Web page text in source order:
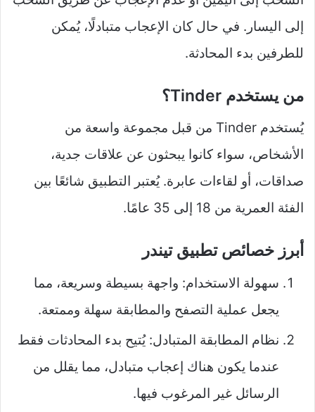
إلى اليسار. في حال كان الإعجاب متبادلًا، يُمكن
للطرفين بدء المحادثة.
من يستخدم Tinder؟
يُستخدم Tinder من قبل مجموعة واسعة من
الأشخاص، سواء كانوا يبحثون عن علاقات جدية،
صداقات، أو لقاءات عابرة. يُعتبر التطبيق شائعًا بين
الفئة العمرية من 18 إلى 35 عامًا.
أبرز خصائص تطبيق تيندر
سهولة الاستخدام: واجهة بسيطة وسريعة، مما
يجعل عملية التصفح والمطابقة سهلة وممتعة.
نظام المطابقة المتبادل: يُتيح بدء المحادثات فقط
عندما يكون هناك إعجاب متبادل، مما يقلل من
الرسائل غير المرغوب فيها.